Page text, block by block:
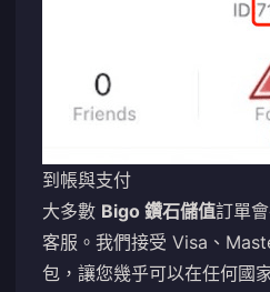
到帳與支付
大多數 Bigo 鑽石儲值訂單
客服。我們接受 Visa、
包，讓您幾乎可以在任何國